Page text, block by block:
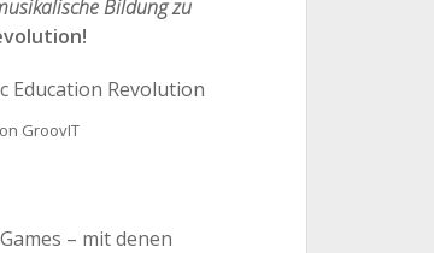
Bildung zu
GroovIT
– mit denen